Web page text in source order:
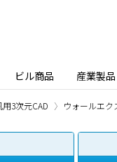
ビル商品 産業製品
用3次元CAD ウォールエク